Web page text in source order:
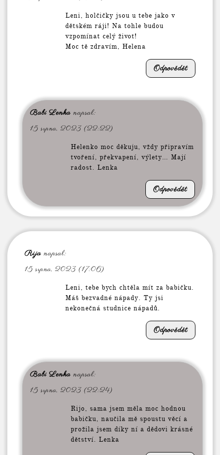
Leni, holčičky jsou u tebe jako v
dětském ráji! Na tohle budou
vzpomínat celý život!
Moc tě zdravím, Helena
Odpovědět
Babi Lenka napsal:
15 srpna, 2023 (22:22)
Helenko moc děkuju, vždy připravím
tvoření, překvapení, výlety… Mají
radost. Lenka
Odpovědět
Rija napsal:
15 srpna, 2023 (17:06)
Leni, tebe bych chtěla mít za babičku.
Máš bezvadné nápady. Ty jsi
nekonečná studnice nápadů.
Odpovědět
Babi Lenka napsal:
15 srpna, 2023 (22:24)
Rijo, sama jsem měla moc hodnou
babičku, naučila mě spoustu věcí a
prožila jsem díky ní a dědovi krásné
dětství. Lenka